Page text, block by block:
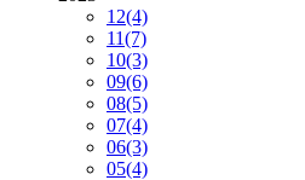
12(4)
11(7)
10(3)
09(6)
08(5)
07(4)
06(3)
05(4)